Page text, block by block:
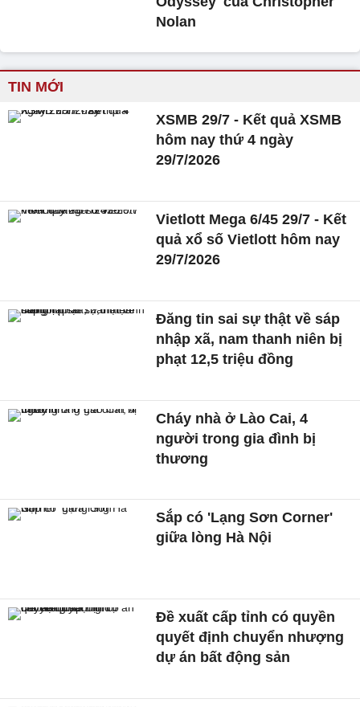
Nolan
TIN MỚI
XSMB 29/7 - Kết quả XSMB
hôm nay thứ 4 ngày
29/7/2026
Vietlott Mega 6/45 29/7 - Kết
quả xổ số Vietlott hôm nay
29/7/2026
Đăng tin sai sự thật về sáp
nhập xã, nam thanh niên bị
phạt 12,5 triệu đồng
Cháy nhà ở Lào Cai, 4
người trong gia đình bị
thương
Sắp có 'Lạng Sơn Corner'
giữa lòng Hà Nội
Đề xuất cấp tỉnh có quyền
quyết định chuyển nhượng
dự án bất động sản